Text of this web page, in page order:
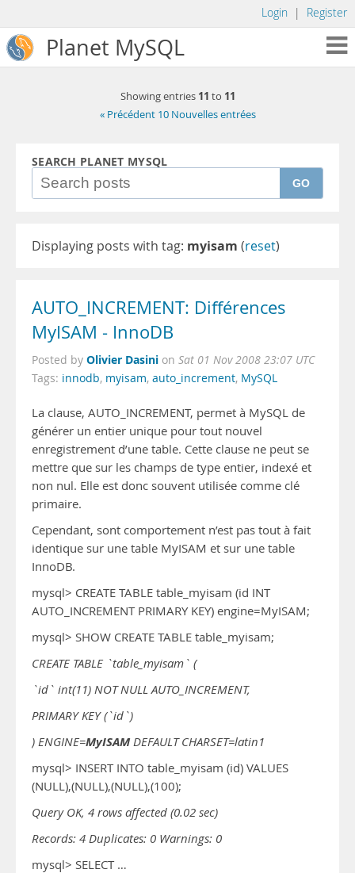
Login | Register
Planet MySQL
Showing entries 11 to 11
« Précédent 10 Nouvelles entrées
SEARCH PLANET MYSQL
GO
Displaying posts with tag: myisam (reset)
AUTO_INCREMENT: Différences
MyISAM - InnoDB
Posted by Olivier Dasini on Sat 01 Nov 2008 23:07 UTC
Tags: innodb, myisam, auto_increment, MySQL
La clause, AUTO_INCREMENT, permet à MySQL de
générer un entier unique pour tout nouvel
enregistrement d’une table. Cette clause ne peut se
mettre que sur les champs de type entier, indexé et
non nul. Elle est donc souvent utilisée comme clé
primaire.
Cependant, sont comportement n’est pas tout à fait
identique sur une table MyISAM et sur une table
InnoDB.
mysql> CREATE TABLE table_myisam (id INT
AUTO_INCREMENT PRIMARY KEY) engine=MyISAM;
mysql> SHOW CREATE TABLE table_myisam;
CREATE TABLE `table_myisam` (
`id` int(11) NOT NULL AUTO_INCREMENT,
PRIMARY KEY (`id`)
) ENGINE=MyISAMDEFAULT CHARSET=latin1
mysql> INSERT INTO table_myisam (id) VALUES
(NULL),(NULL),(NULL),(100);
Query OK, 4 rows affected (0.02 sec)
Records: 4 Duplicates: 0 Warnings: 0
mysql> SELECT …